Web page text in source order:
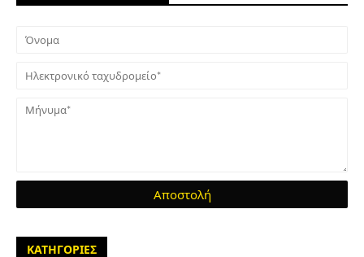
ΚΑΤΗΓΟΡΙΕΣ